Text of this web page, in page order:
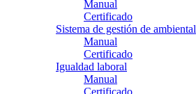
Manual
Certificado
Sistema de gestión de ambiental
Manual
Certificado
Igualdad laboral
Manual
Certificado